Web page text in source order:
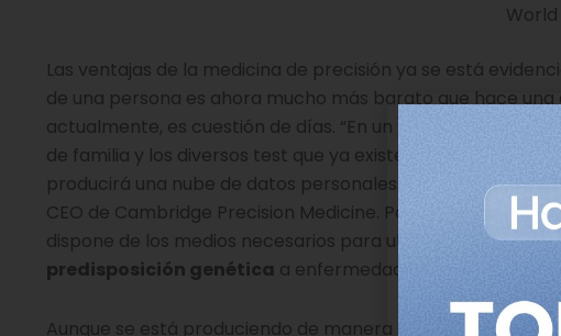
Las ventajas de la medicina de precisión ya se está
de una persona es ahora mucho más barato que hace
actualmente, es cuestión de días. “En un futuro se
de familia y los diversos test que ya existen de medición
producirá una nube de datos personales que acompañará
CEO de Cambridge Precision Medicine. Por tanto, la
dispone de los medios necesarios para utilizarlos en
predisposición genética a enfermedades crónicas o al
Aunque se está produciendo de manera progresiva,